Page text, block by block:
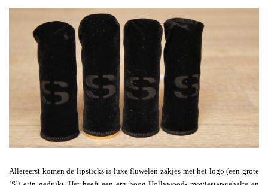
Allereerst komen de lipsticks is luxe fluwelen zakjes met het logo (een grote